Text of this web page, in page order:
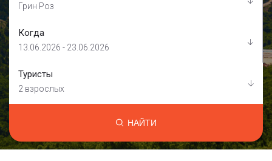
Грин Роз
Когда
13.06.2026 - 23.06.2026
Туристы
2 взрослых
НАЙТИ